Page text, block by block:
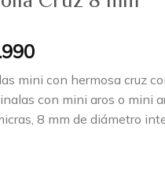
mini con hermosa cruz
con mini aros o mini
8 mm de diámetro